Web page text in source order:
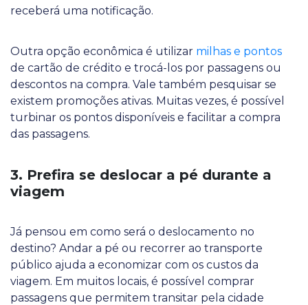
receberá uma notificação.
Outra opção econômica é utilizar milhas e pontos
de cartão de crédito e trocá-los por passagens ou
descontos na compra. Vale também pesquisar se
existem promoções ativas. Muitas vezes, é possível
turbinar os pontos disponíveis e facilitar a compra
das passagens.
3. Prefira se deslocar a pé durante a
viagem
Já pensou em como será o deslocamento no
destino? Andar a pé ou recorrer ao transporte
público ajuda a economizar com os custos da
viagem. Em muitos locais, é possível comprar
passagens que permitem transitar pela cidade